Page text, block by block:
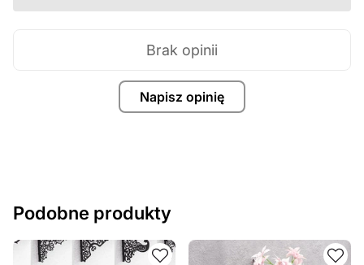
Napisz opinię
Brak opinii
Podobne produkty